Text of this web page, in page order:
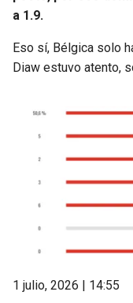
a 1.9.
Eso sí, Bélgica solo
Diaw estuvo atento,
1 julio, 2026 | 14:55